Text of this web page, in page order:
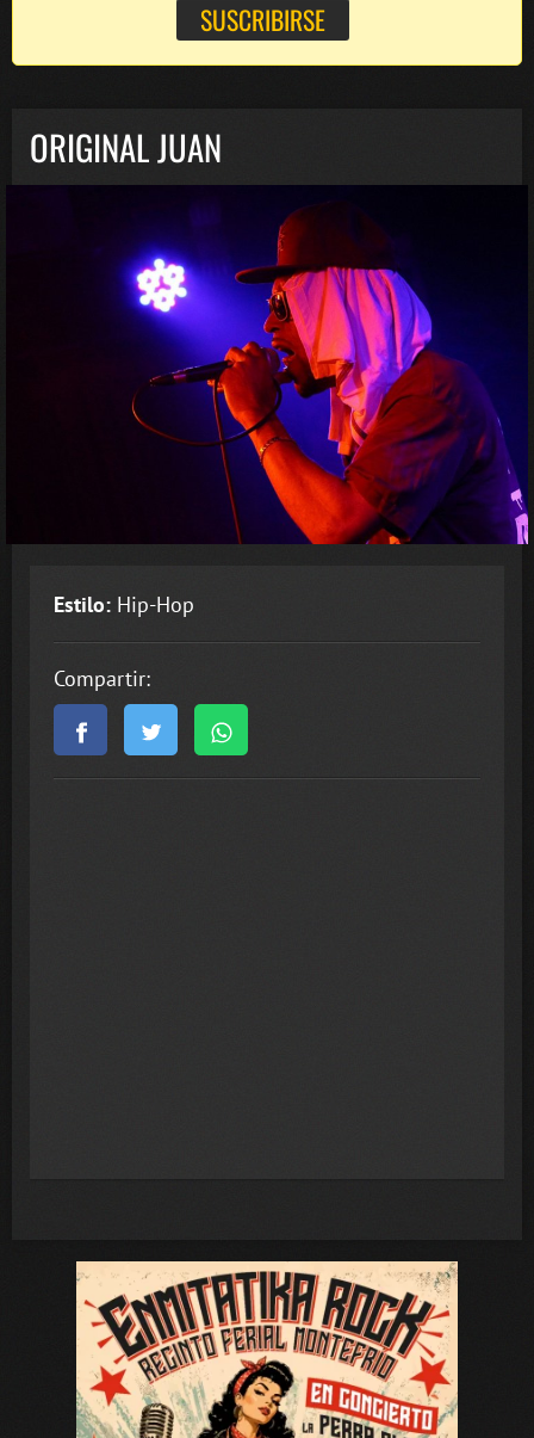
ORIGINAL JUAN
Estilo: Hip-Hop
Compartir: